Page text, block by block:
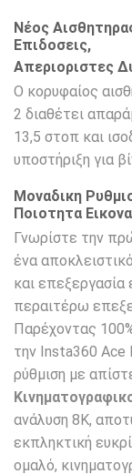
Νέος
Επιδοσεις,
Απεριοριστες
Ο κορυφαίος
2 διαθέτει
13,5 στοπ και
υποστήριξη για
Μοναδικη
Ποιοτητα
Γνωρίστε την
ένα
και επεξεργασία
περαιτέρω
Παρέχοντας
την Insta360 Ace
ρύθμιση με
ανάλυση 8K,
εκπληκτική
ομαλό,